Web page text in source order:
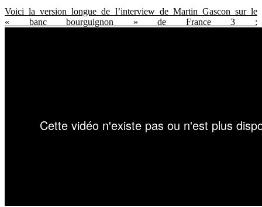
Voici la version longue de l’interview de Martin Gascon sur le
« banc bourguignon » de France 3 :